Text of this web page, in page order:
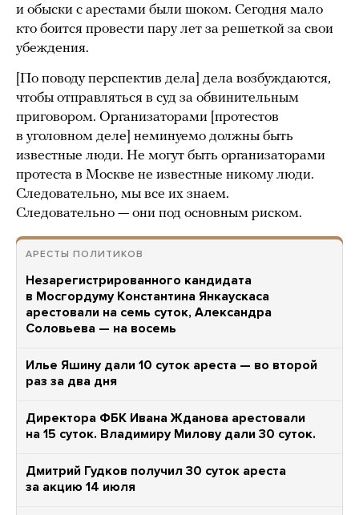
и обыски с арестами были шоком. Сегодня мало
кто боится провести пару лет за решеткой за свои
убеждения.
[По поводу перспектив дела] дела возбуждаются,
чтобы отправляться в суд за обвинительным
приговором. Организаторами [протестов
в уголовном деле] неминуемо должны быть
известные люди. Не могут быть организаторами
протеста в Москве не известные никому люди.
Следовательно, мы все их знаем.
Следовательно — они под основным риском.
АРЕСТЫ ПОЛИТИКОВ
Незарегистрированного кандидата
в Мосгордуму Константина Янкаускаса
арестовали на семь суток, Александра
Соловьева — на восемь
Илье Яшину дали 10 суток ареста — во второй
раз за два дня
Директора ФБК Ивана Жданова арестовали
на 15 суток. Владимиру Милову дали 30 суток.
Дмитрий Гудков получил 30 суток ареста
за акцию 14 июля